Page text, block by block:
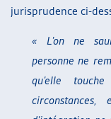
jurisprudence ci-
« L’on ne
personne ne
qu’elle